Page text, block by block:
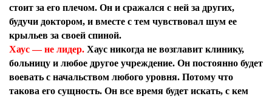
стоит за его плечом. Он и сражался с ней за других,
будучи доктором, и вместе с тем чувствовал шум ее
крыльев за своей спиной.
Хаус — не лидер. Хаус никогда не возглавит клинику,
больницу и любое другое учреждение. Он постоянно будет
воевать с начальством любого уровня. Потому что
такова его сущность. Он все время будет искать, с кем